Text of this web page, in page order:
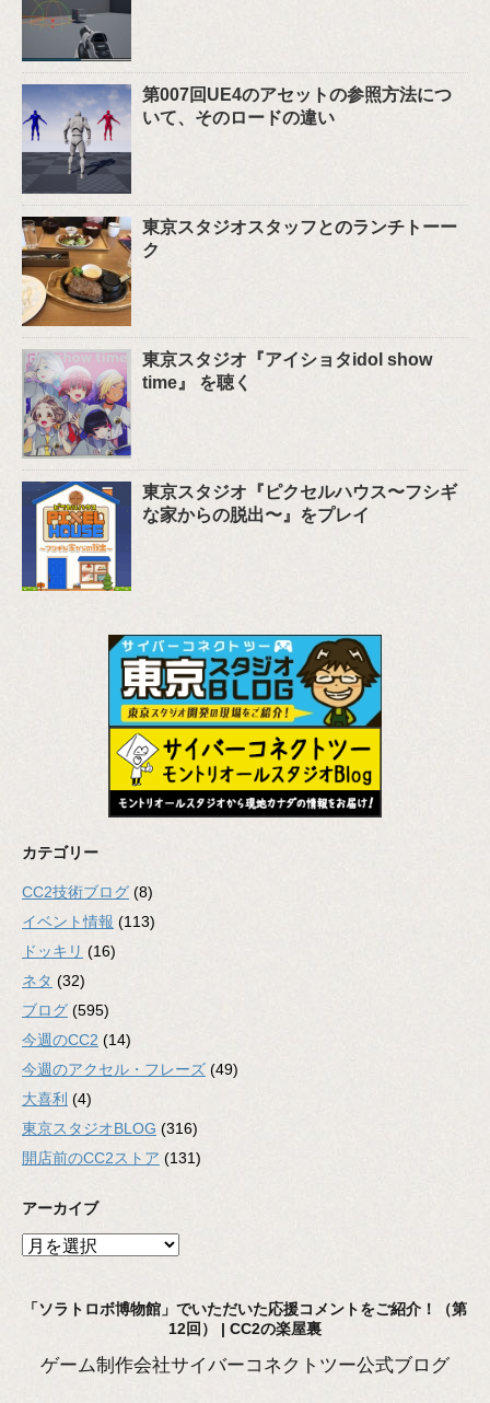
第007回UE4のアセットの参照方法につ
いて、そのロードの違い
東京スタジオスタッフとのランチトーー
ク
東京スタジオ『アイショタidol show
time』 を聴く
東京スタジオ『ピクセルハウス〜フシギ
な家からの脱出〜』をプレイ
カテゴリー
CC2技術ブログ (8)
イベント情報 (113)
ドッキリ (16)
ネタ (32)
ブログ (595)
今週のCC2 (14)
今週のアクセル・フレーズ (49)
大喜利 (4)
東京スタジオBLOG (316)
開店前のCC2ストア (131)
アーカイブ
ア
イ「ソラトロボ博物館」でいただいた応援コメントをご紹介！（第
12回） | CC2の楽屋裏
ゲーム制作会社サイバーコネクトツー公式ブログ